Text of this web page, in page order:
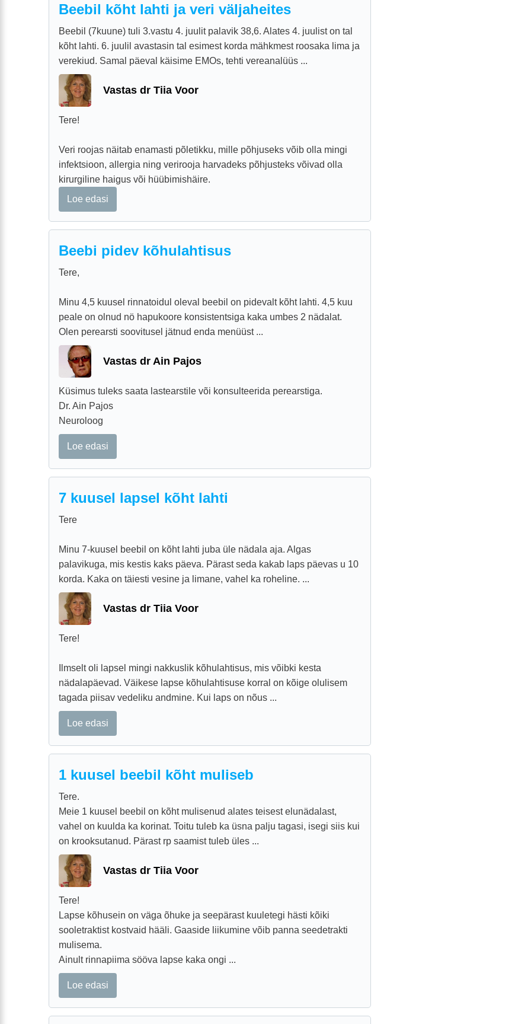
Beebil kõht lahti ja veri väljaheites
Beebil (7kuune) tuli 3.vastu 4. juulit palavik 38,6. Alates 4. juulist on tal
kõht lahti. 6. juulil avastasin tal esimest korda mähkmest roosaka lima ja
verekiud. Samal päeval käisime EMOs, tehti vereanalüüs ...
Vastas dr Tiia Voor
Tere!
Veri roojas näitab enamasti põletikku, mille põhjuseks võib olla mingi
infektsioon, allergia ning verirooja harvadeks põhjusteks võivad olla
kirurgiline haigus või hüübimishäire.
Loe edasi
Beebi pidev kõhulahtisus
Tere,
Minu 4,5 kuusel rinnatoidul oleval beebil on pidevalt kõht lahti. 4,5 kuu
peale on olnud nö hapukoore konsistentsiga kaka umbes 2 nädalat.
Olen perearsti soovitusel jätnud enda menüüst ...
Vastas dr Ain Pajos
Küsimus tuleks saata lastearstile või konsulteerida perearstiga.
Dr. Ain Pajos
Neuroloog
Loe edasi
7 kuusel lapsel kõht lahti
Tere
Minu 7-kuusel beebil on kõht lahti juba üle nädala aja. Algas
palavikuga, mis kestis kaks päeva. Pärast seda kakab laps päevas u 10
korda. Kaka on täiesti vesine ja limane, vahel ka roheline. ...
Vastas dr Tiia Voor
Tere!
Ilmselt oli lapsel mingi nakkuslik kõhulahtisus, mis võibki kesta
nädalapäevad. Väikese lapse kõhulahtisuse korral on kõige olulisem
tagada piisav vedeliku andmine. Kui laps on nõus ...
Loe edasi
1 kuusel beebil kõht muliseb
Tere.
Meie 1 kuusel beebil on kõht mulisenud alates teisest elunädalast,
vahel on kuulda ka korinat. Toitu tuleb ka üsna palju tagasi, isegi siis kui
on krooksutanud. Pärast rp saamist tuleb üles ...
Vastas dr Tiia Voor
Tere!
Lapse kõhusein on väga õhuke ja seepärast kuuletegi hästi kõiki
sooletraktist kostvaid hääli. Gaaside liikumine võib panna seedetrakti
mulisema.
Ainult rinnapiima sööva lapse kaka ongi ...
Loe edasi